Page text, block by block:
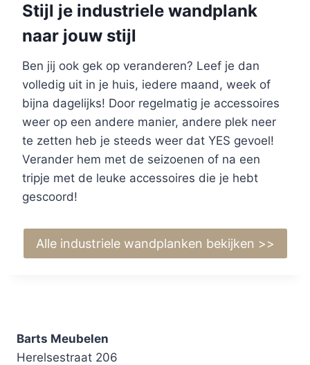
Stijl je industriele wandplank
naar jouw stijl
Ben jij ook gek op veranderen? Leef je dan
volledig uit in je huis, iedere maand, week of
bijna dagelijks! Door regelmatig je accessoires
weer op een andere manier, andere plek neer
te zetten heb je steeds weer dat YES gevoel!
Verander hem met de seizoenen of na een
tripje met de leuke accessoires die je hebt
gescoord!
Alle industriele wandplanken bekijken >>
Barts Meubelen
Herelsestraat 206